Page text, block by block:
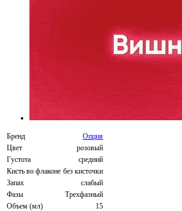
Бренд
Опция
Цвет
розовый
Густота
средний
Кисть во флаконе без кисточки
Запах
слабый
Фазы
Трехфазный
Объем (мл)
15